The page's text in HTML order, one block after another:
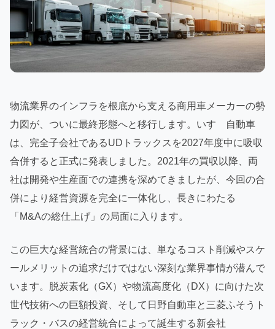
物流業界のインフラを根底から支える商用車メーカーの勢
力図が、ついに最終形態へと移行します。いすゞ自動車
は、完全子会社であるUDトラックスを2027年度中に吸収
合併すると正式に発表しました。2021年の買収以降、両
社は開発や生産面での連携を深めてきましたが、今回の合
併により経営資源を完全に一体化し、長きにわたる
「M&Aの総仕上げ」の局面に入ります。
この巨大な経営統合の背景には、単なるコスト削減やスケ
ールメリットの追求だけではない深刻な業界事情が潜んで
います。脱炭素化（GX）や物流高度化（DX）に向けた次
世代技術への巨額投資、そして日野自動車と三菱ふそうト
ラック・バスの経営統合によって誕生する新会社